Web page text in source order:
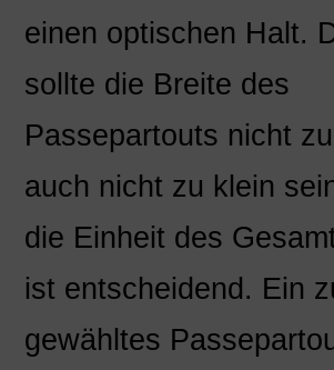
einen optischen Halt.
sollte die Breite des
Passepartouts nicht
auch nicht zu klein
die Einheit des
ist entscheidend. Ein
gewähltes